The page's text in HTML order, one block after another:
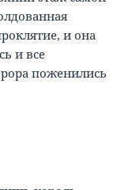
и она
и все
поженились